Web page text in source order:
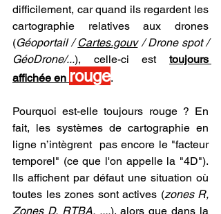
difficilement, car quand ils regardent les
cartographie relatives aux drones
(Géoportail / Cartes.gouv / Drone spot /
GéoDrone/...), celle-ci est toujours
affichée en rouge.
Pourquoi est-elle toujours rouge ? En
fait, les systèmes de cartographie en
ligne n’intègrent  pas encore le "facteur
temporel" (ce que l'on appelle la "4D").
Ils affichent par défaut une situation où
toutes les zones sont actives (zones R,
Zones D, RTBA, ....), alors que dans la